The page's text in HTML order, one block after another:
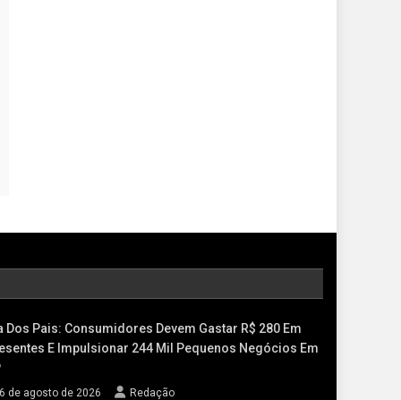
Dos Pais: Consumidores Devem Gastar R$ 280 Em
E Impulsionar 244 Mil Pequenos Negócios Em
6 de agosto de 2026 Redação